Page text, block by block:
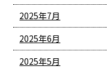
2025年7月
2025年6月
2025年5月